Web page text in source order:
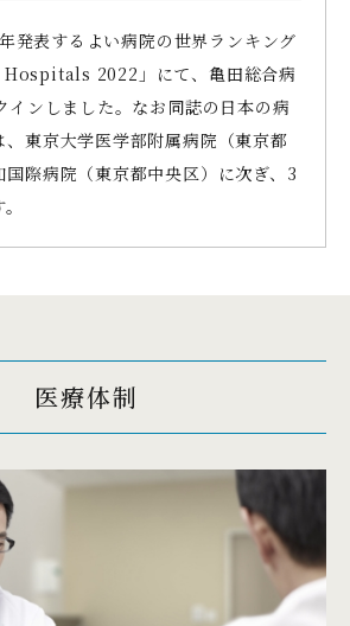
発表するよい病院の世界ランキング
2022」にて、亀田総合病
インしました。なお同誌の日本の病
、東京大学医学部附属病院（東京都
国際病院（東京都中央区）に次ぎ、3
医療体制